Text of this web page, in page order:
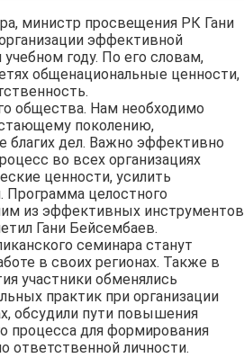
министр просвещения РК Гани
эффективной
году. По его словам,
общенациональные ценности,
общества. Нам необходимо
поколению,
благих дел. Важно эффективно
во всех организациях
ценности, усилить
целостного
из эффективных инструментов
Гани Бейсембаев.
семинара станут
в своих регионах. Также в
участники обменялись
практик при организации
обсудили пути повышения
процесса для формирования
ответственной личности.